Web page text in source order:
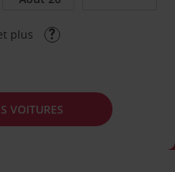
plus
VOITURES